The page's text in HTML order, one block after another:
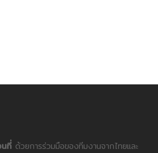
ที่ ด้วยการร่วมมือของทีมงานจากไทยและ